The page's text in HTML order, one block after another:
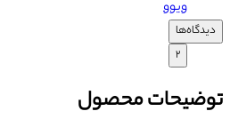
ویوو
دیدگاه‌ها
۲
توضیحات محصول